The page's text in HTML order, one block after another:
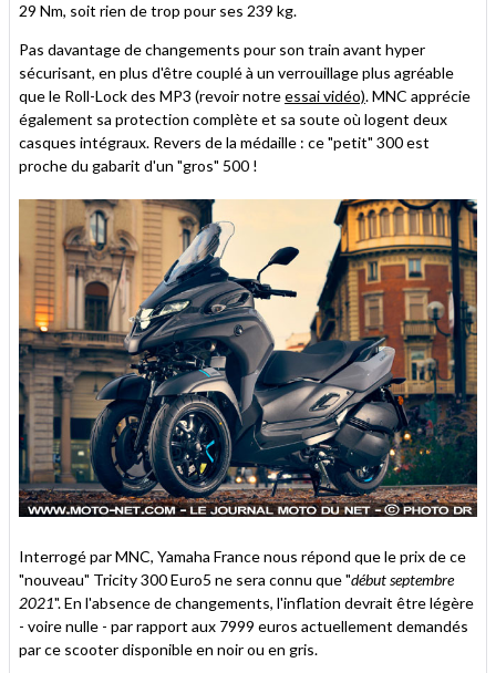
29 Nm, soit rien de trop pour ses 239 kg.
Pas davantage de changements pour son train avant hyper
sécurisant, en plus d'être couplé à un verrouillage plus agréable
que le Roll-Lock des MP3 (revoir notreessai vidéo). MNC apprécie
également sa protection complète et sa soute où logent deux
casques intégraux. Revers de la médaille : ce "petit" 300 est
proche du gabarit d'un "gros" 500 !
Interrogé par MNC, Yamaha France nous répond que le prix de ce
"nouveau" Tricity 300 Euro5 ne sera connu que "début septembre
2021". En l'absence de changements, l'inflation devrait être légère
- voire nulle - par rapport aux 7999 euros actuellement demandés
par ce scooter disponible en noir ou en gris.